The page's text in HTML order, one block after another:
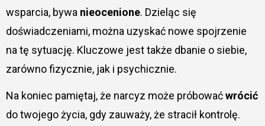
wsparcia, bywa nieocenione. Dzieląc się
doświadczeniami, można uzyskać nowe spojrzenie
na tę sytuację. Kluczowe jest także dbanie o siebie,
zarówno fizycznie, jak i psychicznie.
Na koniec pamiętaj, że narcyz może próbowaćwrócić
do twojego życia, gdy zauważy, że stracił kontrolę.